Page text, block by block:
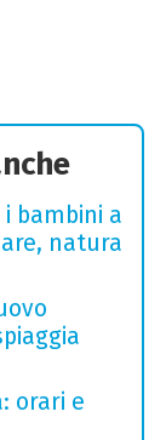
bambini a
natura
orari e